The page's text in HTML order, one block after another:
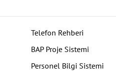
Telefon Rehberi
BAP Proje Sistemi
Personel Bilgi Sistemi